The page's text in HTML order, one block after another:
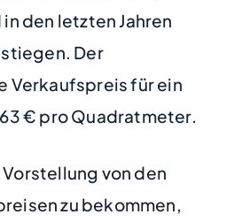
den letzten Jahren
Der
Verkaufspreis für ein
€ pro Quadratmeter.
von den
zu bekommen,